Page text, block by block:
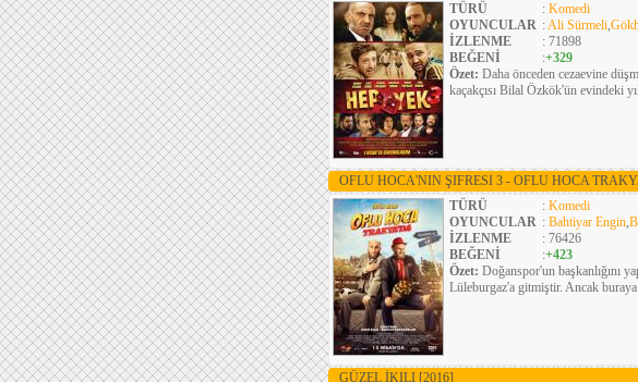
TÜRÜ
: Komedi
OYUNCULAR :Ali Sürmeli,
İZLENME
: 71898
BEĞENİ
:+329
Özet: Daha önceden cezaevine
kaçakçısı Bilal Özkök'ün evindeki
OFLU HOCA'NIN ŞIFRESI 3 - OFLU HOCA
TÜRÜ
: Komedi
OYUNCULAR : Bahtiyar Engin,
İZLENME
: 76426
BEĞENİ
:+423
Özet: Doğanspor'un başkanlığını
Lüleburgaz'a gitmiştir. Ancak
GÜZEL İKILI [2016]